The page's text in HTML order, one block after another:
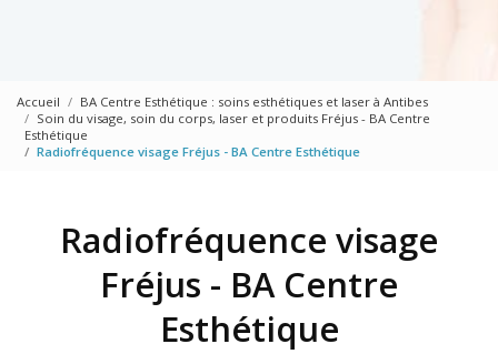
Accueil
BA Centre Esthétique : soins esthétiques et laser à Antibes
Soin du visage, soin du corps, laser et produits Fréjus - BA Centre
Esthétique
Radiofréquence visage Fréjus - BA Centre Esthétique
Radiofréquence visage
Fréjus - BA Centre
Esthétique